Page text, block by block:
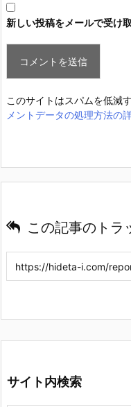
新しい投稿をメールで受け
このサイトはスパムを低減
メントデータの処理方法の
この記事のトラ
サイト内検索